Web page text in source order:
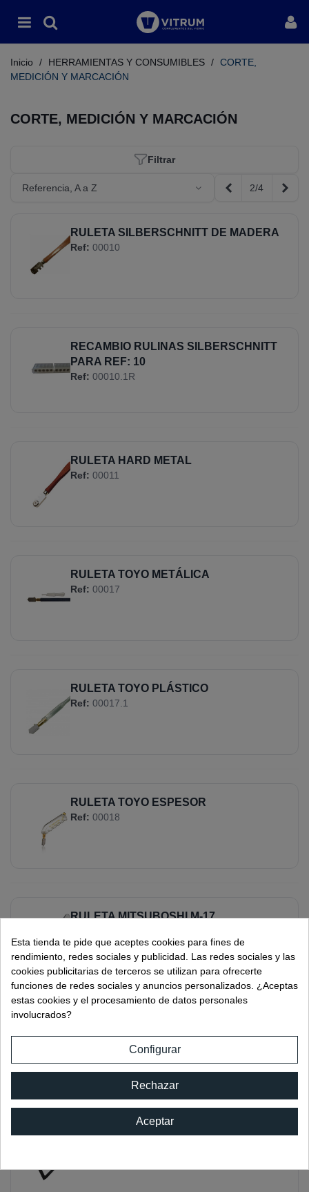
Inicio / HERRAMIENTAS Y CONSUMIBLES / CORTE,
MEDICIÓN Y MARCACIÓN
CORTE, MEDICIÓN Y MARCACIÓN
Filtrar
Referencia, A a Z Anterior
2/4
RULETA SILBERSCHNITT DE MADERA
Ref: 00010
RECAMBIO RULINAS SILBERSCHNITT
PARA REF: 10
Ref: 00010.1R
RULETA HARD METAL
Ref: 00011
RULETA TOYO METÁLICA
Ref: 00017
RULETA TOYO PLÁSTICO
Ref: 00017.1
RULETA TOYO ESPESOR
Ref: 00018
RULETA MITSUBOSHI M-17
Esta tienda te pide que aceptes cookies para fines de
rendimiento, redes sociales y publicidad. Las redes sociales y las
cookies publicitarias de terceros se utilizan para ofrecerte
funciones de redes sociales y anuncios personalizados. ¿Aceptas
estas cookies y el procesamiento de datos personales
involucrados?
Configurar
Rechazar
Aceptar